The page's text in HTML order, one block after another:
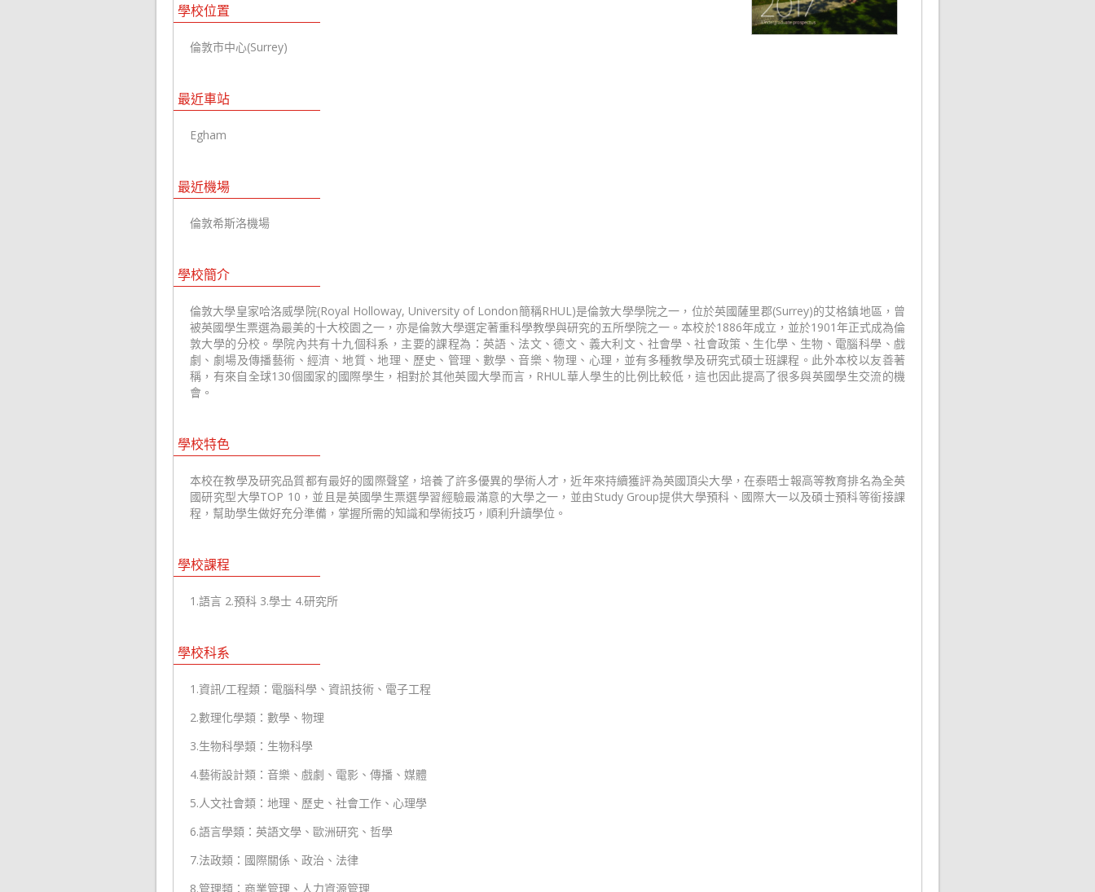
學校位置
倫敦市中心(Surrey)
最近車站
Egham
最近機場
倫敦希斯洛機場
學校簡介
倫敦大學皇家哈洛威學院(Royal Holloway, University of London簡稱RHUL)是倫敦大學學院之一，位於英國薩里郡(Surrey)的艾格鎮地區，曾
被英國學生票選為最美的十大校園之一，亦是倫敦大學選定著重科學教學與研究的五所學院之一。本校於1886年成立，並於1901年正式成為倫
敦大學的分校。學院內共有十九個科系，主要的課程為：英語、法文、德文、義大利文、社會學、社會政策、生化學、生物、電腦科學、戲
劇、劇場及傳播藝術、經濟、地質、地理、歷史、管理、數學、音樂、物理、心理，並有多種教學及研究式碩士班課程。此外本校以友善著
稱，有來自全球130個國家的國際學生，相對於其他英國大學而言，RHUL華人學生的比例比較低，這也因此提高了很多與英國學生交流的機
會。
學校特色
本校在教學及研究品質都有最好的國際聲望，培養了許多優異的學術人才，近年來持續獲評為英國頂尖大學，在泰晤士報高等教育排名為全英
國研究型大學TOP 10，並且是英國學生票選學習經驗最滿意的大學之一，並由Study Group提供大學預科、國際大一以及碩士預科等銜接課
程，幫助學生做好充分準備，掌握所需的知識和學術技巧，順利升讀學位。
學校課程
1.語言 2.預科 3.學士 4.研究所
學校科系
1.資訊/工程類：電腦科學、資訊技術、電子工程
2.數理化學類：數學、物理
3.生物科學類：生物科學
4.藝術設計類：音樂、戲劇、電影、傳播、媒體
5.人文社會類：地理、歷史、社會工作、心理學
6.語言學類：英語文學、歐洲研究、哲學
7.法政類：國際關係、政治、法律
8.管理類：商業管理、人力資源管理